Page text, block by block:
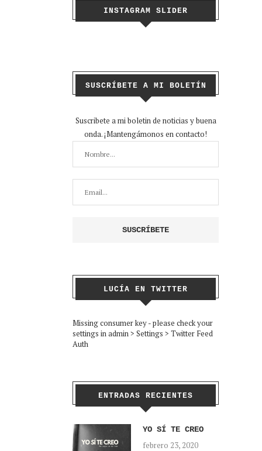
INSTAGRAM SLIDER
SUSCRÍBETE A MI BOLETÍN
Suscribete a mi boletin de noticias y buena
onda. ¡Mantengámonos en contacto!
LUCÍA EN TWITTER
Missing consumer key - please check your
settings in admin > Settings > Twitter Feed
Auth
ENTRADAS RECIENTES
YO SÍ TE CREO
febrero 23, 2020